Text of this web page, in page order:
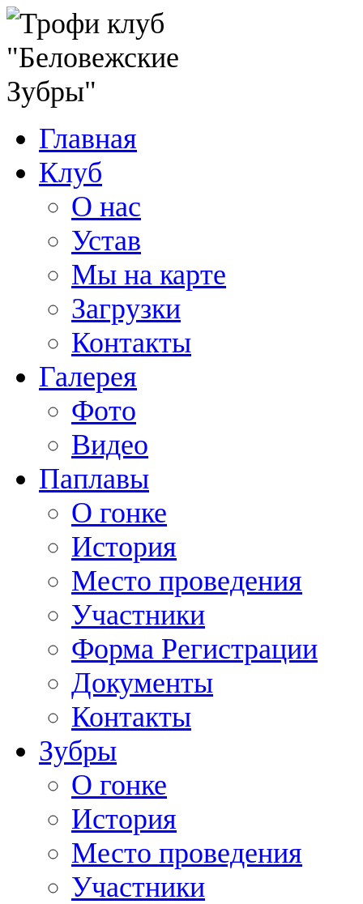
Главная
Клуб
О нас
Устав
Мы на карте
Загрузки
Контакты
Галерея
Фото
Видео
Паплавы
О гонке
История
Место проведения
Участники
Форма Регистрации
Документы
Контакты
Зубры
О гонке
История
Место проведения
Участники